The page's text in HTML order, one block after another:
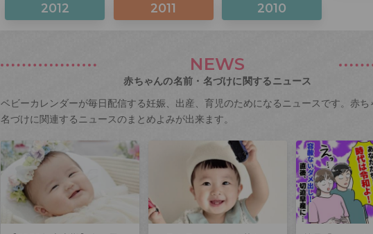
2012 2011 2010
NEWS
赤ちゃんの名前・名づけに関するニュース
ベビーカレンダーが毎日配信する妊娠、出産、育児のためになるニュースです。赤ち
名づけに関連するニュースのまとめよみが出来ます。